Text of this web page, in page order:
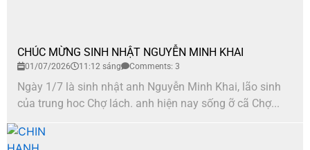
CHÚC MỪNG SINH NHẬT NGUYỄN MINH KHAI
01/07/2026 11:12 sáng Comments: 3
Ngày 1/7 là sinh nhật anh Nguyễn Minh Khai, lão sinh
của trung hoc Chợ lách. anh hiện nay sống ỡ cã Chợ...